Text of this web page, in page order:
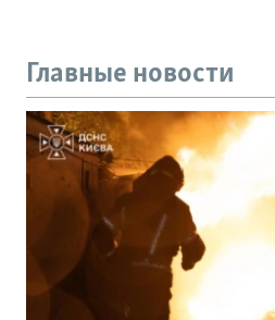
Главные новости